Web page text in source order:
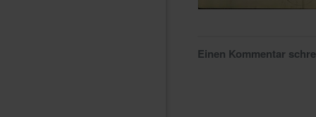
Einen Kommentar